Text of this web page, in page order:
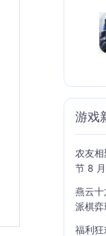
游戏
农友
节 8
燕云
派棋
福利